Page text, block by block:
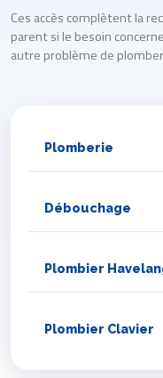
Ces accès complètent la
parent si le besoin
autre problème de
Plomberie
Débouchage
Plombier
Plombier Clavier